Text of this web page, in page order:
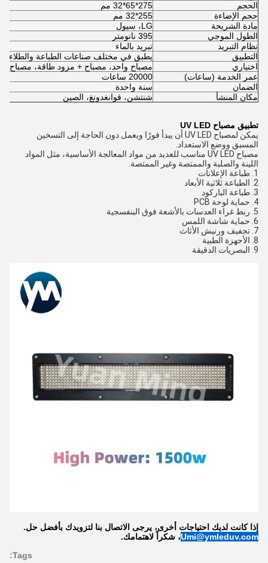
الحجم
275*65*32 مم
حجم الإضاءة
255*32 مم
مادة الشريحة
LG، سيول
الطول الموجي
395 نانومتر
نظام التبريد
تبريد بالماء
التطبيق
يطبق في مختلف صناعات الطباعة والطلاء
اختياري
مصباح واحد، مصباح + مزود طاقة، مصباح
عمر الخدمة (ساعات)
20000 ساعات
الضمان
سنة واحدة
مكان المنشأ
شنتشن، قوانغدونغ، الصين
تطبيق مصباح UV LED
يمكن لمصباح UV LED أن يبدأ فورًا ويعمل دون الحاجة إلى التسخين
المسبق ووضع الاستعداد.
مصباح UV LED مناسب للعديد من مواد المعالجة الأساسية، مثل المواد
اللينة والصلبة والممتصة وغير الممتصة.
1. طباعة الإعلانات
2. الطباعة ثلاثية الأبعاد
3. طباعة الباركود
4. حماية لوحة PCB
5. ربط غراء العدسات بالأشعة فوق البنفسجية
6. حماية شاشة اللمس
7. تجفيف ورنيش الأثاث
8. الأجهزة الطبية
9. البصريات الدقيقة
إذا كانت لديك احتياجات أخرى، يرجى الاتصال بنا لتزويدك بأفضل حل.
Umi@ymleduv.com، شكراً لاهتمامك.
Tags: